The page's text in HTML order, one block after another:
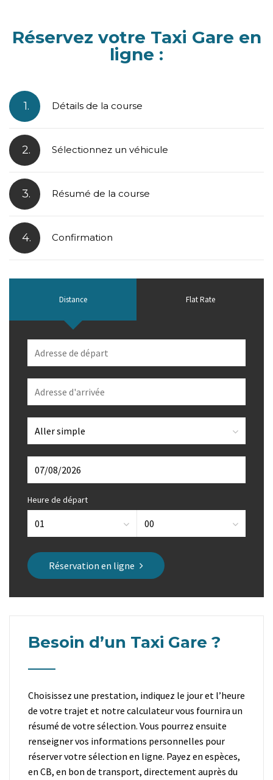
Réservez votre Taxi Gare en
ligne :
1. Détails de la course
2. Sélectionnez un véhicule
3. Résumé de la course
4. Confirmation
Distance Flat Rate
Heure de départ
Réservation en ligne
Besoin d’un Taxi Gare ?
Choisissez une prestation, indiquez le jour et l’heure
de votre trajet et notre calculateur vous fournira un
résumé de votre sélection. Vous pourrez ensuite
renseigner vos informations personnelles pour
réserver votre sélection en ligne. Payez en espèces,
en CB, en bon de transport, directement auprès du